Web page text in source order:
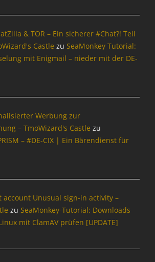
& TOR – Ein sicherer #Chat?! Teil
Castle zu SeaMonkey Tutorial:
mit Enigmail – nieder mit der DE-
Werbung zur
– TmoWizard's Castle zu
– #DE-CIX | Ein Bärendienst für
account Unusual sign-in activity –
zu SeaMonkey-Tutorial: Downloads
mit ClamAV prüfen [UPDATE]